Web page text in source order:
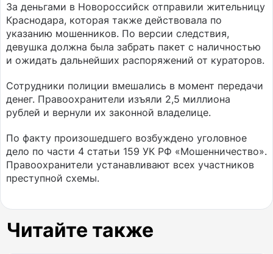
За деньгами в Новороссийск отправили жительницу
Краснодара, которая также действовала по
указанию мошенников. По версии следствия,
девушка должна была забрать пакет с наличностью
и ожидать дальнейших распоряжений от кураторов.
Сотрудники полиции вмешались в момент передачи
денег. Правоохранители изъяли 2,5 миллиона
рублей и вернули их законной владелице.
По факту произошедшего возбуждено уголовное
дело по части 4 статьи 159 УК РФ «Мошенничество».
Правоохранители устанавливают всех участников
преступной схемы.
Читайте также